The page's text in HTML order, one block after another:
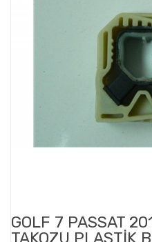
GOLF 7 PASSAT
TAKOZU PLASTİK